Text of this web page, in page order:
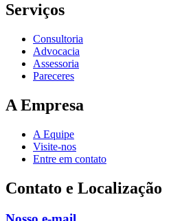
Serviços
Consultoria
Advocacia
Assessoria
Pareceres
A Empresa
A Equipe
Visite-nos
Entre em contato
Contato e Localização